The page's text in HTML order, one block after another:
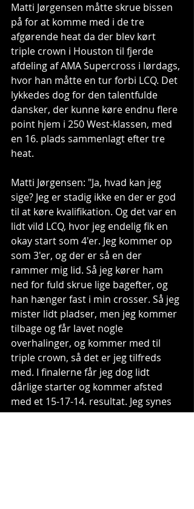
Matti Jørgensen måtte skrue bissen
på for at komme med i de tre
afgørende heat da der blev kørt
triple crown i Houston til fjerde
afdeling af AMA Supercross i lørdags,
hvor han måtte en tur forbi LCQ. Det
lykkedes dog for den talentfulde
dansker, der kunne køre endnu flere
point hjem i 250 West-klassen, med
en 16. plads sammenlagt efter tre
heat.
Matti Jørgensen: "Ja, hvad kan jeg
sige? Jeg er stadig ikke en der er god
til at køre kvalifikation. Og det var en
lidt vild LCQ, hvor jeg endelig fik en
okay start som 4'er. Jeg kommer op
som 3'er, og der er så en der
rammer mig lid. Så jeg kører ham
ned for fuld skrue lige bagefter, og
han hænger fast i min crosser. Så jeg
mister lidt pladser, men jeg kommer
tilbage og får lavet nogle
overhalinger, og kommer med til
triple crown, så det er jeg tilfreds
med. I finalerne får jeg dog lidt
dårlige starter og kommer afsted
med et 15-17-14. resultat. Jeg synes
jeg havde nogle gode omgange og